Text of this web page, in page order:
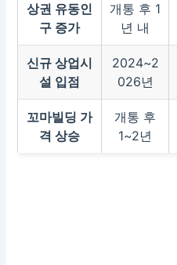
상권 유동인
구 증가
개통 후 1
년 내
신규 상업시
설 입점
2024~2
026년
꼬마빌딩 가
격 상승
개통 후
1~2년